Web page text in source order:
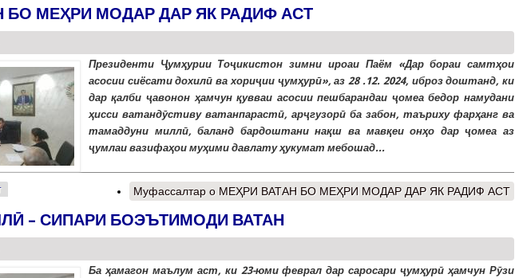
БО МЕҲРИ МОДАР ДАР ЯК РАДИФ АСТ
Президенти Ҷумҳурии Тоҷикистон зимни ироаи Паём «Дар бораи самтҳои
асосии сиёсати дохилӣ ва хориҷии ҷумҳурӣ», аз 28 .12. 2024, иброз доштанд, ки
дар қалби ҷавонон ҳамчун қувваи асосии пешбарандаи ҷомеа бедор намудани
ҳисси ватандӯстиву ватанпарастӣ, арҷгузорӣ ба забон, таъриху фарҳанг ва
тамаддуни миллӣ, баланд бардоштани нақш ва мавқеи онҳо дар ҷомеа аз
ҷумлаи вазифаҳои муҳими давлату ҳукумат мебошад...
Муфассалтар о МЕҲРИ ВАТАН БО МЕҲРИ МОДАР ДАР ЯК РАДИФ АСТ
– СИПАРИ БОЭЪТИМОДИ ВАТАН
Ба ҳамагон маълум аст, ки 23-юми феврал дар саросари ҷумҳурӣ ҳамчун Рӯзи